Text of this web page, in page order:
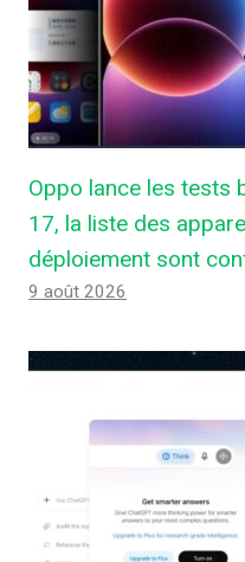
Oppo lance les tests
17, la liste des
déploiement sont
9 août 2026